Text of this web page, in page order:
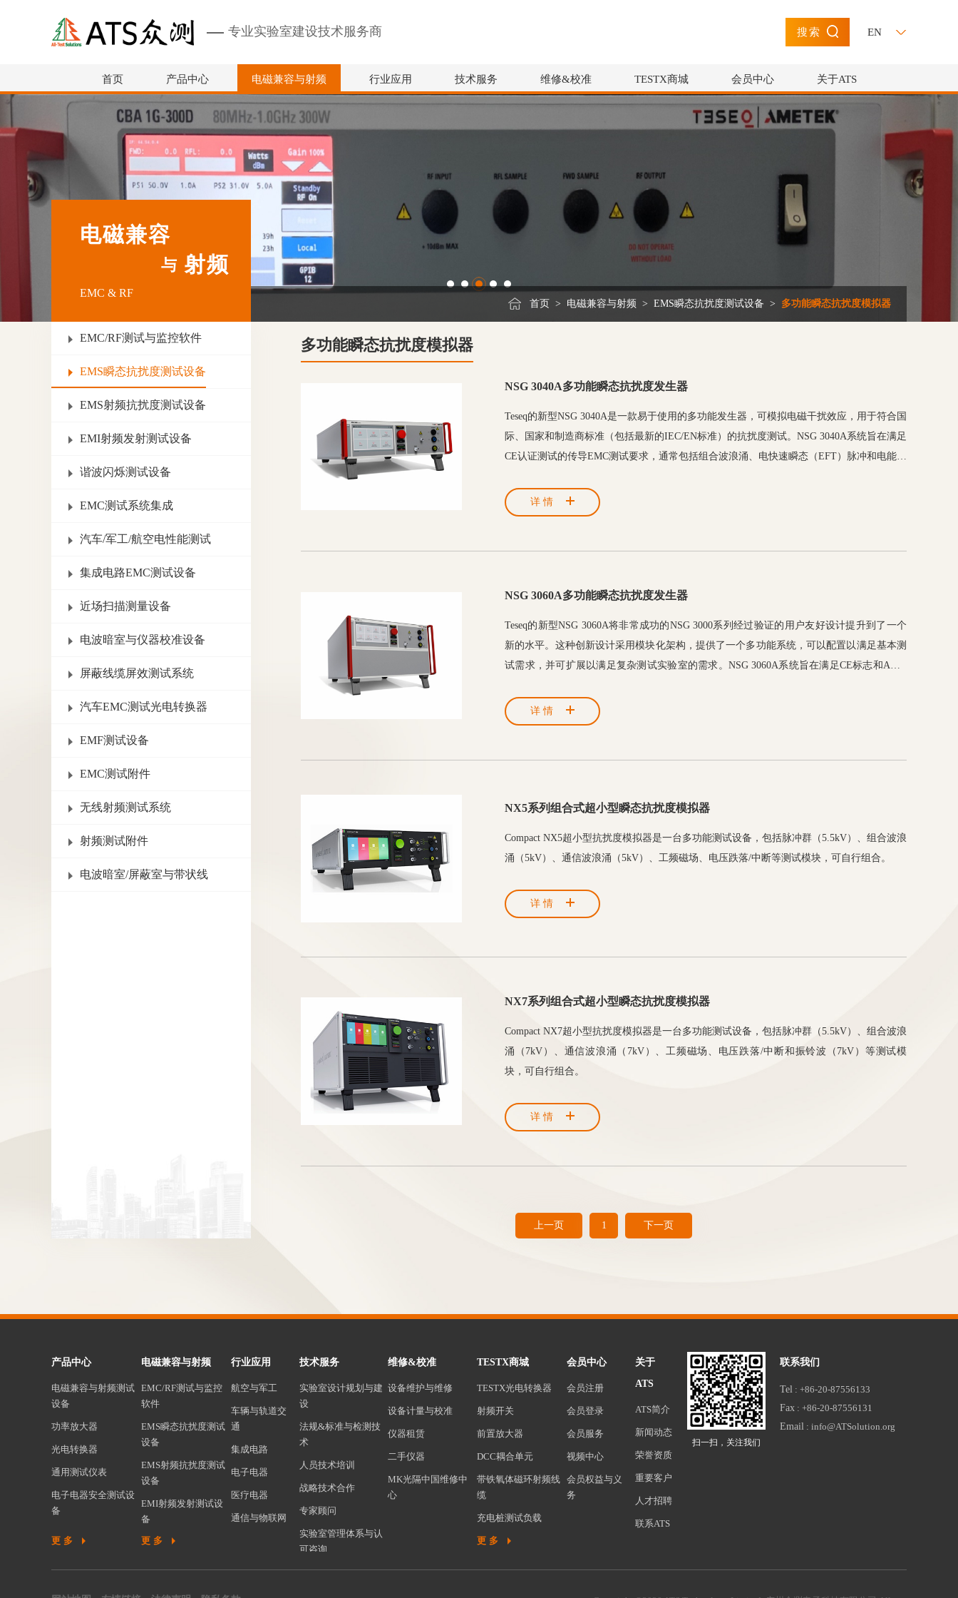
专业实验室建设技术服务商 搜索 EN
首页 产品中心 电磁兼容与射频 行业应用 技术服务 维修&校准 TESTX商城 会员中心 关于ATS
电磁兼容
与 射频
EMC & RF
首页 > 电磁兼容与射频 > EMS瞬态抗扰度测试设备 > 多功能瞬态抗扰度模拟器
EMC/RF测试与监控软件
EMS瞬态抗扰度测试设备
EMS射频抗扰度测试设备
EMI射频发射测试设备
谐波闪烁测试设备
EMC测试系统集成
汽车/军工/航空电性能测试
集成电路EMC测试设备
近场扫描测量设备
电波暗室与仪器校准设备
屏蔽线缆屏效测试系统
汽车EMC测试光电转换器
EMF测试设备
EMC测试附件
无线射频测试系统
射频测试附件
电波暗室/屏蔽室与带状线
多功能瞬态抗扰度模拟器
NSG 3040A多功能瞬态抗扰度发生器
Teseq的新型NSG 3040A是一款易于使用的多功能发生器，可模拟电磁干扰效应，用于符合国
际、国家和制造商标准（包括最新的IEC/EN标准）的抗扰度测试。NSG 3040A系统旨在满足
CE认证测试的传导EMC测试要求，通常包括组合波浪涌、电快速瞬态（EFT）脉冲和电能质
详情
NSG 3060A多功能瞬态抗扰度发生器
Teseq的新型NSG 3060A将非常成功的NSG 3000系列经过验证的用户友好设计提升到了一个
新的水平。这种创新设计采用模块化架构，提供了一个多功能系统，可以配置以满足基本测
试需求，并可扩展以满足复杂测试实验室的需求。NSG 3060A系统旨在满足CE标志和ANSI
试（PQT）的测试。广泛的扩展能力使系统能够配置为更广泛的应用范围。
详情
NX5系列组合式超小型瞬态抗扰度模拟器
Compact NX5超小型抗扰度模拟器是一台多功能测试设备，包括脉冲群（5.5kV）、组合波浪
涌（5kV）、通信波浪涌（5kV）、工频磁场、电压跌落/中断等测试模块，可自行组合。
详情
NX7系列组合式超小型瞬态抗扰度模拟器
Compact NX7超小型抗扰度模拟器是一台多功能测试设备，包括脉冲群（5.5kV）、组合波浪
涌（7kV）、通信波浪涌（7kV）、工频磁场、电压跌落/中断和振铃波（7kV）等测试模
块，可自行组合。
详情
上一页 1 下一页
产品中心
电磁兼容与射频测试
设备
功率放大器
光电转换器
通用测试仪表
电子电器安全测试设
备
更多
电磁兼容与射频
EMC/RF测试与监控
软件
EMS瞬态抗扰度测试
设备
EMS射频抗扰度测试
设备
EMI射频发射测试设
备
谐波闪烁测试设备
更多
行业应用
航空与军工
车辆与轨道交
通
集成电路
电子电器
医疗电器
通信与物联网
技术服务
实验室设计规划与建
设
法规&标准与检测技
术
人员技术培训
战略技术合作
专家顾问
实验室管理体系与认
可咨询
维修&校准
设备维护与维修
设备计量与校准
仪器租赁
二手仪器
MK光隔中国维修中
心
TESTX商城
TESTX光电转换器
射频开关
前置放大器
DCC耦合单元
带铁氧体磁环射频线
缆
充电桩测试负载
前置放大器保护器
更多
会员中心
会员注册
会员登录
会员服务
视频中心
会员权益与义
务
关于
ATS
ATS简介
新闻动态
荣誉资质
重要客户
人才招聘
联系ATS
扫一扫，关注我们
联系我们
Tel : +86-20-87556133
Fax : +86-20-87556131
Email : info@ATSolution.org